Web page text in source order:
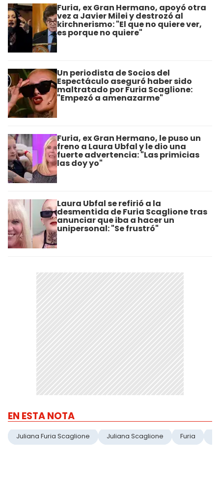
Furia, ex Gran Hermano, apoyó otra
vez a Javier Milei y destrozó al
kirchnerismo: "El que no quiere ver,
es porque no quiere"
Un periodista de Socios del
Espectáculo aseguró haber sido
maltratado por Furia Scaglione:
"Empezó a amenazarme"
Furia, ex Gran Hermano, le puso un
freno a Laura Ubfal y le dio una
fuerte advertencia: "Las primicias
las doy yo"
Laura Ubfal se refirió a la
desmentida de Furia Scaglione tras
anunciar que iba a hacer un
unipersonal: "Se frustró"
EN ESTA NOTA
Juliana Furia Scaglione Juliana Scaglione Furia